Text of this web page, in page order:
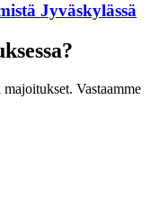
Jyväskylässä
Vastaamme